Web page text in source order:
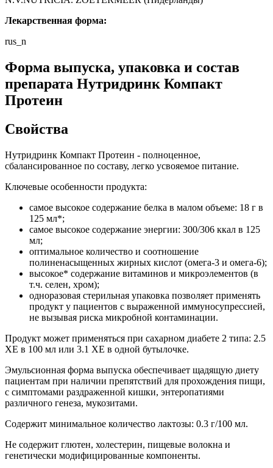
Лекарственная форма:
rus_n
Форма выпуска, упаковка и состав
препарата Нутридринк Компакт
Протеин
Свойства
Нутридринк Компакт Протеин - полноценное,
сбалансированное по составу, легко усвояемое питание.
Ключевые особенности продукта:
самое высокое содержание белка в малом объеме: 18 г в
125 мл*;
самое высокое содержание энергии: 300/306 ккал в 125
мл;
оптимальное количество и соотношение
полиненасыщенных жирных кислот (омега-3 и омега-6);
высокое* содержание витаминов и микроэлементов (в
т.ч. селен, хром);
одноразовая стерильная упаковка позволяет применять
продукт у пациентов с выраженной иммуносупрессией,
не вызывая риска микробной контаминации.
Продукт может применяться при сахарном диабете 2 типа: 2.5
ХЕ в 100 мл или 3.1 ХЕ в одной бутылочке.
Эмульсионная форма выпуска обеспечивает щадящую диету
пациентам при наличии препятствий для прохождения пищи,
с симптомами раздраженной кишки, энтеропатиями
различного генеза, мукозитами.
Содержит минимальное количество лактозы: 0.3 г/100 мл.
Не содержит глютен, холестерин, пищевые волокна и
генетически модифицированные компоненты.